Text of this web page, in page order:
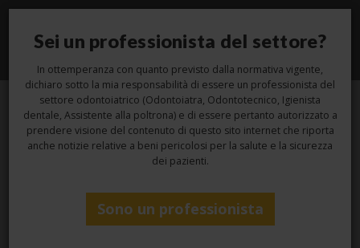
Toggle
12
Dic
Igiene
Sei un professionista del settore?
In ottemperanza con quanto previsto dalla normativa vigente,
dichiaro sotto la mia responsabilità di essere un professionista del
settore odontoiatrico (Odontoiatra, Odontotecnico, Igienista
dentale, Assistente alla poltrona) e di essere pertanto autorizzato a
prendere visione del contenuto di questo sito internet che riporta
anche notizie relative a beni pericolosi per la salute e la sicurezza
dei pazienti.
Sono un professionista